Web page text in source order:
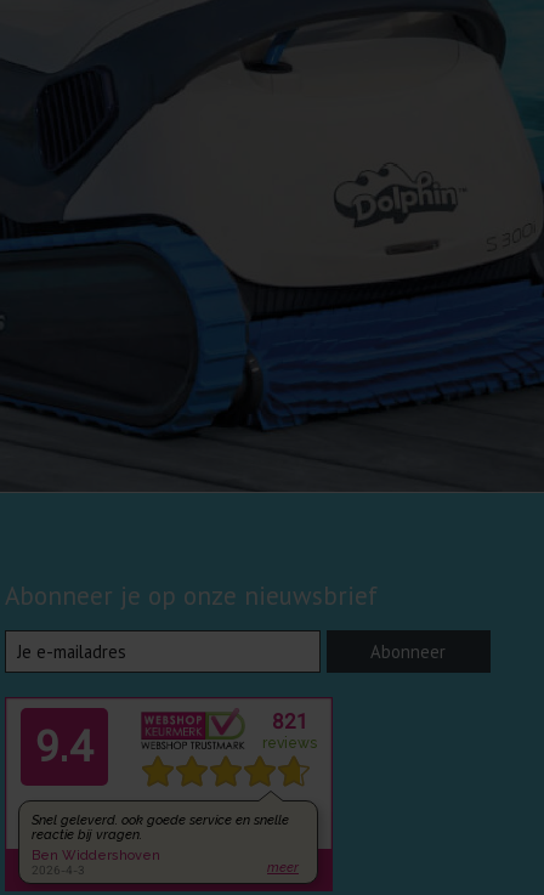
Abonneer je op onze nieuwsbrief
Abonneer